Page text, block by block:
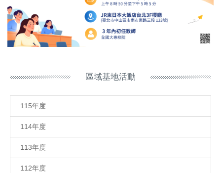
區域基地活動
115年度
114年度
113年度
112年度